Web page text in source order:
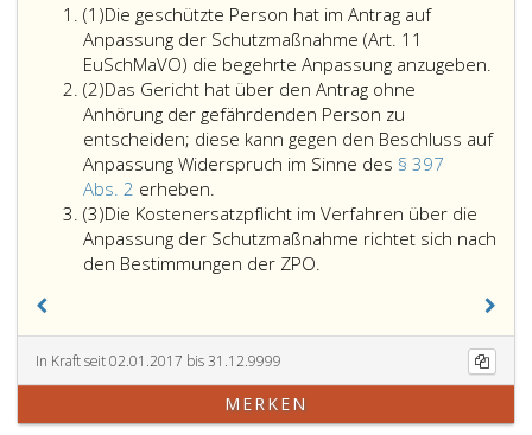
(1)Absatz
eins
Die geschützte Person hat im Antrag auf
Anpassung der Schutzmaßnahme (Art. 11
EuSchMaVO) die begehrte Anpassung anzugeben.
hat
11,
die
(2)Absatz
2
Das Gericht hat über den Antrag ohne
Anhörung der gefährdenden Person zu
entscheiden; diese kann gegen den Beschluss auf
Anpassung Widerspruch im Sinne des § 397
Abs. 2 erheben.
Gericht
hat
über
ohne
Anhörung
der
gefährdenden
(3)Absatz
3
Die Kostenersatzpflicht im Verfahren über die
Anpassung der Schutzmaßnahme richtet sich nach
den Bestimmungen der ZPO.
In Kraft seit 02.01.2017 bis 31.12.9999
MERKEN